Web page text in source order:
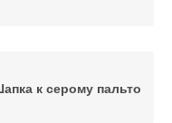
к серому пальто